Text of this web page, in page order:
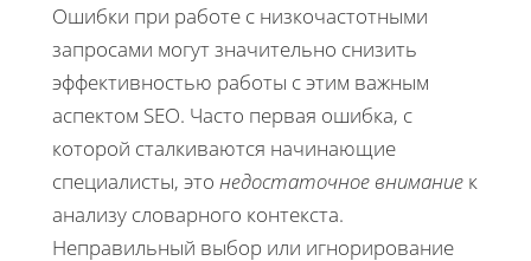
Ошибки при работе с низкочастотными
запросами могут значительно снизить
эффективностью работы с этим важным
аспектом SEO. Часто первая ошибка, с
которой сталкиваются начинающие
специалисты, это недостаточное внимание к
анализу словарного контекста.
Неправильный выбор или игнорирование